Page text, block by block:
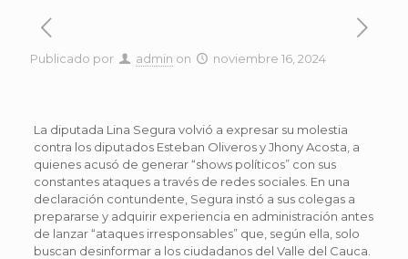
Publicado por admin on noviembre 16, 2024
La diputada Lina Segura volvió a expresar su molestia
contra los diputados Esteban Oliveros y Jhony Acosta, a
quienes acusó de generar “shows políticos” con sus
constantes ataques a través de redes sociales. En una
declaración contundente, Segura instó a sus colegas a
prepararse y adquirir experiencia en administración antes
de lanzar “ataques irresponsables” que, según ella, solo
buscan desinformar a los ciudadanos del Valle del Cauca.